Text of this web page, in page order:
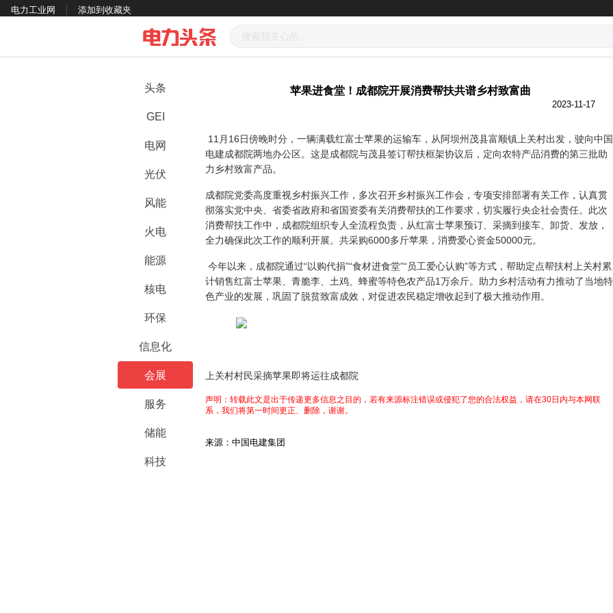
电力工业网 添加到收藏夹
头条
GEI
电网
光伏
风能
火电
能源
核电
环保
信息化
会展
服务
储能
科技
苹果进食堂！成都院开展消费帮扶共谱乡村致富曲
2023-11-17
11月16日傍晚时分，一辆满载红富士苹果的运输车，从阿坝州茂县富顺镇上关村出发，驶向中国
电建成都院两地办公区。这是成都院与茂县签订帮扶框架协议后，定向农特产品消费的第三批助
力乡村致富产品。
成都院党委高度重视乡村振兴工作，多次召开乡村振兴工作会，专项安排部署有关工作，认真贯
彻落实党中央、省委省政府和省国资委有关消费帮扶的工作要求，切实履行央企社会责任。此次
消费帮扶工作中，成都院组织专人全流程负责，从红富士苹果预订、采摘到接车、卸货、发放，
全力确保此次工作的顺利开展。共采购6000多斤苹果，消费爱心资金50000元。
今年以来，成都院通过“以购代捐”“食材进食堂”“员工爱心认购”等方式，帮助定点帮扶村上关村累
计销售红富士苹果、青脆李、土鸡、蜂蜜等特色农产品1万余斤。助力乡村活动有力推动了当地特
色产业的发展，巩固了脱贫致富成效，对促进农民稳定增收起到了极大推动作用。
上关村村民采摘苹果即将运往成都院
声明：转载此文是出于传递更多信息之目的，若有来源标注错误或侵犯了您的合法权益，请在30日内与本网联
系，我们将第一时间更正、删除，谢谢。
来源：中国电建集团